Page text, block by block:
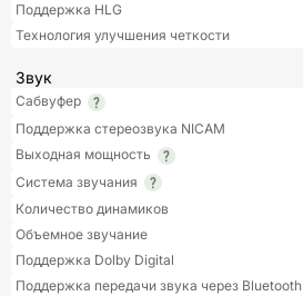
Поддержка HLG
Технология улучшения четкости
Звук
Сабвуфер
Поддержка стереозвука NICAM
Выходная мощность
Система звучания
Количество динамиков
Объемное звучание
Поддержка Dolby Digital
Поддержка передачи звука через Bluetooth